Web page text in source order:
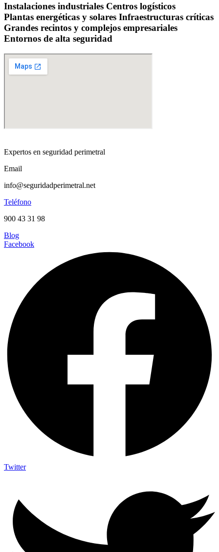
Instalaciones industriales Centros logísticos
Plantas energéticas y solares Infraestructuras críticas
Grandes recintos y complejos empresariales
Entornos de alta seguridad
Expertos en seguridad perimetral
Email
info@seguridadperimetral.net
Teléfono
900 43 31 98
Blog
Facebook
Twitter